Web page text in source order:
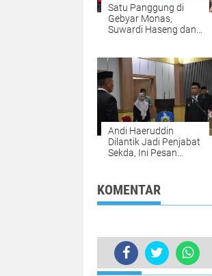
Satu Panggung di
Gebyar Monas,
Suwardi Haseng dan
yang Sejuk
Andi Haeruddin
Dilantik Jadi Penjabat
Sekda, Ini Pesan
KOMENTAR
TERKINI